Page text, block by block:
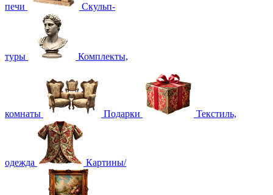
печи Скульп-
туры Комплекты,
комнаты Подарки Текстиль,
одежда Картины/